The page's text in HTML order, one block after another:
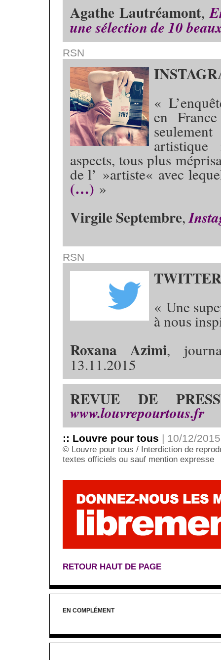
Agathe Lautréamont,
une sélection de 10
RSN
«
en
aspects, tous plus
de l’ »artiste« avec
(…) »
Virgile Septembre,
RSN
TWITTER
« Une
à nous
Roxana Azimi,
13.11.2015
REVUE DE
www.louvrepourtous.fr
:: Louvre pour tous | 10/12/
© Louvre pour tous / Interdiction de
textes officiels ou sauf mention expresse
RETOUR HAUT DE PAGE
EN COMPLÉMENT